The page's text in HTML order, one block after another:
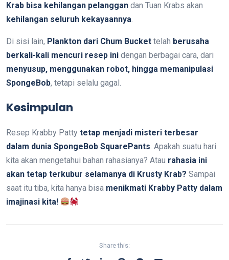
Krab bisa kehilangan pelanggan dan Tuan Krabs akan
kehilangan seluruh kekayaannya.
Di sisi lain, Plankton dari Chum Bucket telah berusaha
berkali-kali mencuri resep ini dengan berbagai cara, dari
menyusup, menggunakan robot, hingga memanipulasi
SpongeBob, tetapi selalu gagal.
Kesimpulan
Resep Krabby Patty tetap menjadi misteri terbesar
dalam dunia SpongeBob SquarePants. Apakah suatu hari
kita akan mengetahui bahan rahasianya? Atau rahasia ini
akan tetap terkubur selamanya di Krusty Krab? Sampai
saat itu tiba, kita hanya bisa menikmati Krabby Patty dalam
imajinasi kita!
Share this: